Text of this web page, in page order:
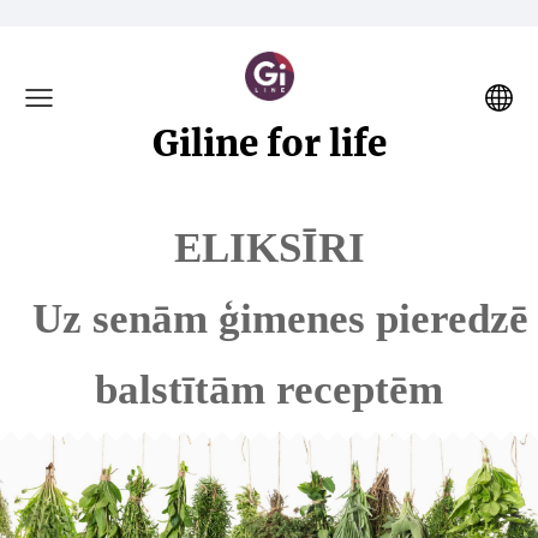
Giline for life
ELIKSĪRI
Uz senām ģimenes pieredzē
balstītām receptēm